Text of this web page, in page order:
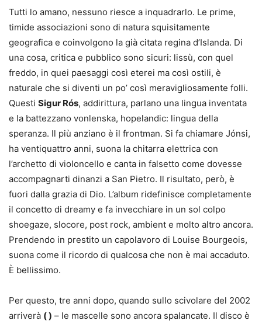
Tutti lo amano, nessuno riesce a inquadrarlo. Le prime,
timide associazioni sono di natura squisitamente
geografica e coinvolgono la già citata regina d’Islanda. Di
una cosa, critica e pubblico sono sicuri: lissù, con quel
freddo, in quei paesaggi così eterei ma così ostili, è
naturale che si diventi un po’ così meravigliosamente folli.
Questi Sigur Rós, addirittura, parlano una lingua inventata
e la battezzano vonlenska, hopelandic: lingua della
speranza. Il più anziano è il frontman. Si fa chiamare Jónsi,
ha ventiquattro anni, suona la chitarra elettrica con
l’archetto di violoncello e canta in falsetto come dovesse
accompagnarti dinanzi a San Pietro. Il risultato, però, è
fuori dalla grazia di Dio. L’album ridefinisce completamente
il concetto di dreamy e fa invecchiare in un sol colpo
shoegaze, slocore, post rock, ambient e molto altro ancora.
Prendendo in prestito un capolavoro di Louise Bourgeois,
suona come il ricordo di qualcosa che non è mai accaduto.
È bellissimo.
Per questo, tre anni dopo, quando sullo scivolare del 2002
arriverà ( ) – le mascelle sono ancora spalancate. Il disco è